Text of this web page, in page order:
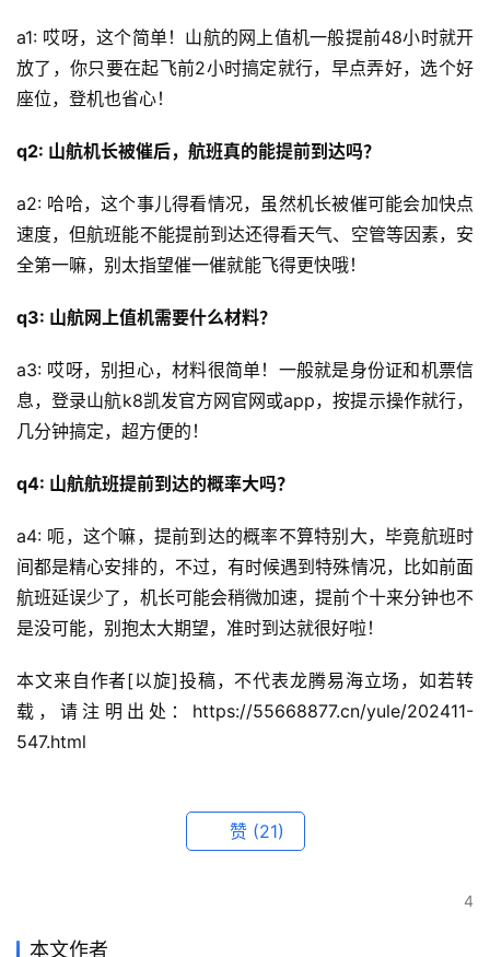
a1: 哎呀，这个简单！山航的网上值机一般提前48小时就开
放了，你只要在起飞前2小时搞定就行，早点弄好，选个好
座位，登机也省心！
q2: 山航机长被催后，航班真的能提前到达吗？
a2: 哈哈，这个事儿得看情况，虽然机长被催可能会加快点
速度，但航班能不能提前到达还得看天气、空管等因素，安
全第一嘛，别太指望催一催就能飞得更快哦！
q3: 山航网上值机需要什么材料？
a3: 哎呀，别担心，材料很简单！一般就是身份证和机票信
息，登录山航k8凯发官方网官网或app，按提示操作就行，
几分钟搞定，超方便的！
q4: 山航航班提前到达的概率大吗？
a4: 呃，这个嘛，提前到达的概率不算特别大，毕竟航班时
间都是精心安排的，不过，有时候遇到特殊情况，比如前面
航班延误少了，机长可能会稍微加速，提前个十来分钟也不
是没可能，别抱太大期望，准时到达就很好啦！
本文来自作者[以旋]投稿，不代表龙腾易海立场，如若转
载，请注明出处：https://55668877.cn/yule/202411-
547.html
赞 (21)
4
本文作者